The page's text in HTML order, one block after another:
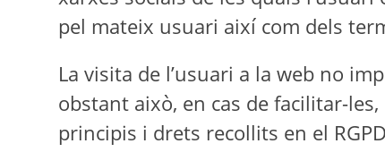
pel mateix usuari així com dels
La visita de l’usuari a la web no
obstant això, en cas de facilitar-
principis i drets recollits en el